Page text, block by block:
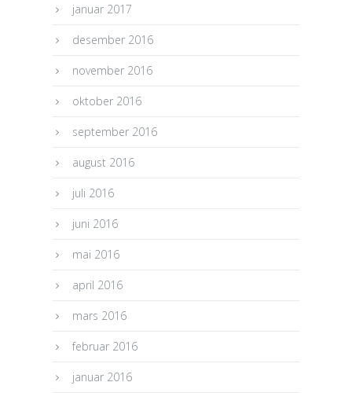
januar 2017
desember 2016
november 2016
oktober 2016
september 2016
august 2016
juli 2016
juni 2016
mai 2016
april 2016
mars 2016
februar 2016
januar 2016